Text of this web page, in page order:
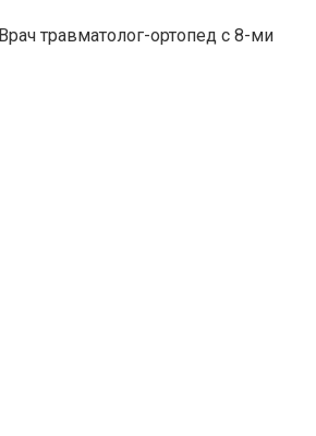
Врач травматолог-ортопед с 8-ми